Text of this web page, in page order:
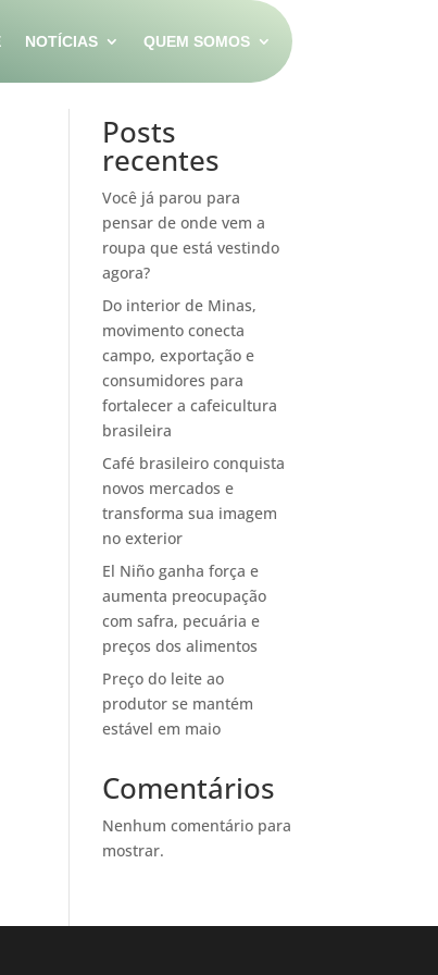
NOTÍCIAS QUEM SOMOS
Posts
recentes
Você já parou para
pensar de onde vem a
roupa que está vestindo
agora?
Do interior de Minas,
movimento conecta
campo, exportação e
consumidores para
fortalecer a cafeicultura
brasileira
Café brasileiro conquista
novos mercados e
transforma sua imagem
no exterior
El Niño ganha força e
aumenta preocupação
com safra, pecuária e
preços dos alimentos
Preço do leite ao
produtor se mantém
estável em maio
Comentários
Nenhum comentário para
mostrar.